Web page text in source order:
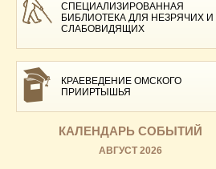
СПЕЦИАЛИЗИРОВАННАЯ
БИБЛИОТЕКА ДЛЯ НЕЗРЯЧИХ И
СЛАБОВИДЯЩИХ
КРАЕВЕДЕНИЕ ОМСКОГО
ПРИИРТЫШЬЯ
КАЛЕНДАРЬ СОБЫТИЙ
АВГУСТ 2026